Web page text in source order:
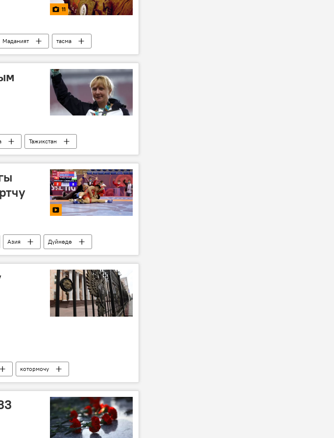
11
Маданият
тасма
Тажикстан
Азия
Дүйнөдө
котормочу